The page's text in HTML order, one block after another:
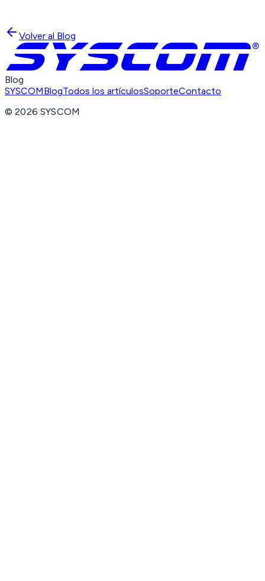
Volver al Blog
Blog
SYSCOMBlogTodos los artículosSoporteContacto
©2026 SYSCOM